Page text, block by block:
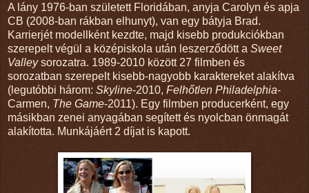
A lány 1976-ban született Floridában, anyja Carolyn és apja
CB (2008-ban rákban elhunyt), van egy bátyja Brad.
Karrierjét modellként kezdte, majd kisebb produkciókban
szerepelt végül a középiskola után leszerződött a Sweet
Valleysorozatra. 1989-2010 között 27 filmben és
sorozatban szerepelt kisebb-nagyobb karaktereket alakítva
(legutóbbi három: Skyline-2010, Felhőtlen Philadelphia-
Carmen, The Game-2011). Egy filmben producerként, egy
másikban zenei anyagában segített és nyolcban önmagát
alakította. Munkájáért 2 díjat is kapott.